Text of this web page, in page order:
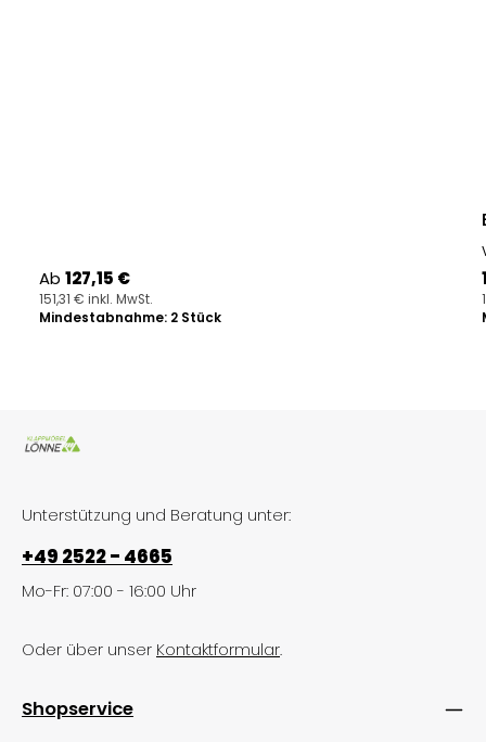
Regulärer Preis:
Ab 127,15 €
151,31 € inkl. MwSt.
Mindestabnahme: 2 Stück
Unterstützung und Beratung unter:
+49 2522 - 4665
Mo-Fr: 07:00 - 16:00 Uhr
Oder über unser Kontaktformular.
Shopservice